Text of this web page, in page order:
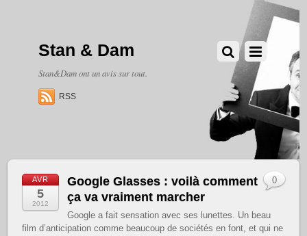
Stan & Dam
Stan&Dam ont un avis sur tout.
RSS
AVR
5
2012
Google Glasses : voilà comment
ça va vraiment marcher
Google a fait sensation avec ses lunettes. Un beau
film d’anticipation comme beaucoup de sociétés en font, et qui ne
0